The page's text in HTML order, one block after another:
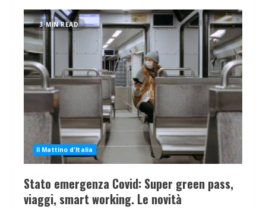
3 MIN READ
Il Mattino d'Italia
Stato emergenza Covid: Super green pass,
viaggi, smart working. Le novità